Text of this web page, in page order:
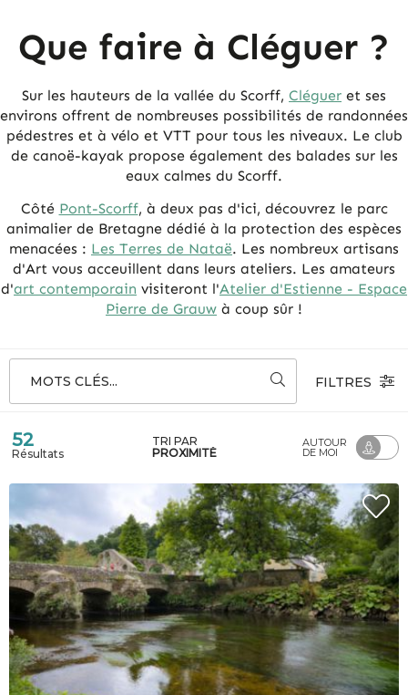
Que faire à Cléguer ?
Sur les hauteurs de la vallée du Scorff, Cléguer et ses
environs offrent de nombreuses possibilités de randonnées
pédestres et à vélo et VTT pour tous les niveaux. Le club
de canoë-kayak propose également des balades sur les
eaux calmes du Scorff.
Côté Pont-Scorff, à deux pas d'ici, découvrez le parc
animalier de Bretagne dédié à la protection des espèces
menacées : Les Terres de Nataë. Les nombreux artisans
d'Art vous acceuillent dans leurs ateliers. Les amateurs
d'art contemporain visiteront l'Atelier d'Estienne - Espace
Pierre de Grauw à coup sûr !
MOTS CLÉS... FILTRES
52
Résultats
TRI PAR
PROXIMITÉ
AUTOUR
DE MOI